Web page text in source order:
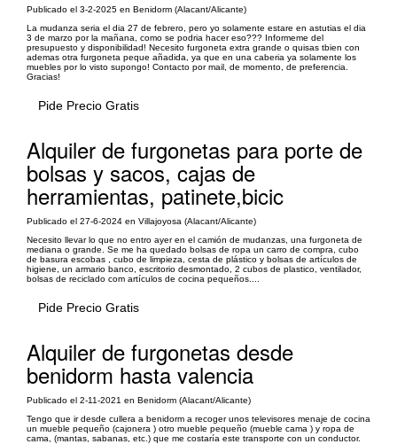
Publicado el 3-2-2025 en Benidorm (Alacant/Alicante)
La mudanza seria el dia 27 de febrero, pero yo solamente estare en astutias el dia
3 de marzo por la mañana, como se podria hacer eso??? Informeme del
presupuesto y disponibilidad! Necesito furgoneta extra grande o quisas tbien con
ademas otra furgoneta peque añadida, ya que en una caberia ya solamente los
muebles por lo visto supongo! Contacto por mail, de momento, de preferencia.
Gracias!
Pide Precio Gratis
Alquiler de furgonetas para porte de
bolsas y sacos, cajas de
herramientas, patinete,bicic
Publicado el 27-6-2024 en Villajoyosa (Alacant/Alicante)
Necesito llevar lo que no entro ayer en el camión de mudanzas, una furgoneta de
mediana o grande. Se me ha quedado bolsas de ropa un carro de compra, cubo
de basura escobas , cubo de limpieza, cesta de plástico y bolsas de artículos de
higiene, un armario banco, escritorio desmontado, 2 cubos de plastico, ventilador,
bolsas de reciclado com artículos de cocina pequeños....
Pide Precio Gratis
Alquiler de furgonetas desde
benidorm hasta valencia
Publicado el 2-11-2021 en Benidorm (Alacant/Alicante)
Tengo que ir desde cullera a benidorm a recoger unos televisores menaje de cocina
un mueble pequeño (cajonera ) otro mueble pequeño (mueble cama ) y ropa de
cama, (mantas, sabanas, etc.) que me costaría este transporte con un conductor.